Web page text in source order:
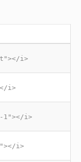
i>
i>
1"></i>
i>